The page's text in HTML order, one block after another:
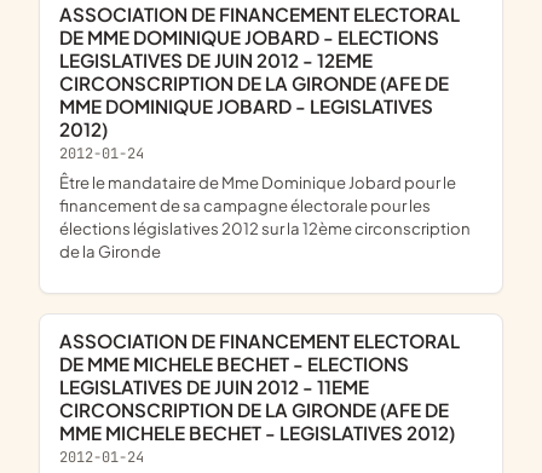
ASSOCIATION DE FINANCEMENT ELECTORAL
DE MME DOMINIQUE JOBARD - ELECTIONS
LEGISLATIVES DE JUIN 2012 - 12EME
CIRCONSCRIPTION DE LA GIRONDE (AFE DE
MME DOMINIQUE JOBARD - LEGISLATIVES
2012)
2012-01-24
être le mandataire de Mme Dominique Jobard pour le
financement de sa campagne électorale pour les
élections législatives 2012 sur la 12ème circonscription
de la Gironde
ASSOCIATION DE FINANCEMENT ELECTORAL
DE MME MICHELE BECHET - ELECTIONS
LEGISLATIVES DE JUIN 2012 - 11EME
CIRCONSCRIPTION DE LA GIRONDE (AFE DE
MME MICHELE BECHET - LEGISLATIVES 2012)
2012-01-24